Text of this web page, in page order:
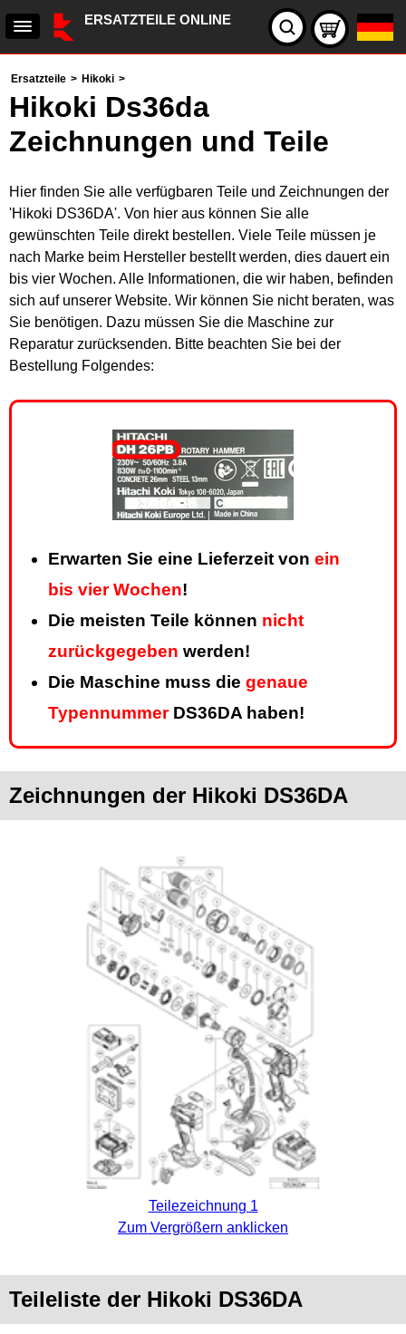
ERSATZTEILE ONLINE
Ersatzteile > Hikoki >
Hikoki Ds36da
Zeichnungen und Teile
Hier finden Sie alle verfügbaren Teile und Zeichnungen der
'Hikoki DS36DA'. Von hier aus können Sie alle
gewünschten Teile direkt bestellen. Viele Teile müssen je
nach Marke beim Hersteller bestellt werden, dies dauert ein
bis vier Wochen. Alle Informationen, die wir haben, befinden
sich auf unserer Website. Wir können Sie nicht beraten, was
Sie benötigen. Dazu müssen Sie die Maschine zur
Reparatur zurücksenden. Bitte beachten Sie bei der
Bestellung Folgendes:
Erwarten Sie eine Lieferzeit von ein
bis vier Wochen!
Die meisten Teile können nicht
zurückgegeben werden!
Die Maschine muss die genaue
TypennummerDS36DA haben!
Zeichnungen der Hikoki DS36DA
Teilezeichnung 1
Zum Vergrößern anklicken
Teileliste der Hikoki DS36DA